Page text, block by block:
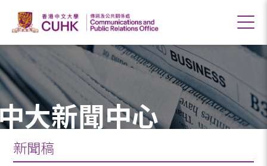
大新聞中心
新聞稿